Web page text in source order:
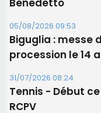
06/08/2026 15:57
Ucciani –
11 août
06/08/2026 15:25
Corte –
projection sous
06/08/2026 15:04